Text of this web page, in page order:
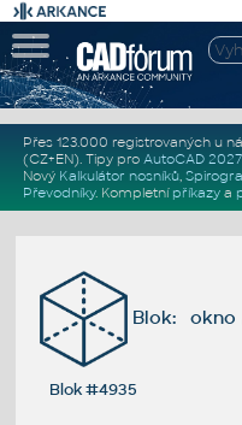
Přes 123.000 registrovaných u
(CZ+EN). Tipy pro AutoCAD 2027
Nový Kalkulátor nosníků,
Převodníky. Kompletní příkazya
Blok: okno
Blok #4935